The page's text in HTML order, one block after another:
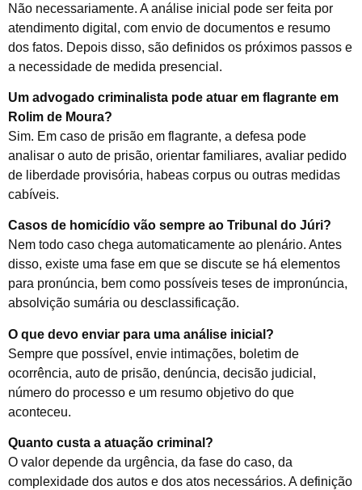
Não necessariamente. A análise inicial pode ser feita por
atendimento digital, com envio de documentos e resumo
dos fatos. Depois disso, são definidos os próximos passos e
a necessidade de medida presencial.
Um advogado criminalista pode atuar em flagrante em
Rolim de Moura?
Sim. Em caso de prisão em flagrante, a defesa pode
analisar o auto de prisão, orientar familiares, avaliar pedido
de liberdade provisória, habeas corpus ou outras medidas
cabíveis.
Casos de homicídio vão sempre ao Tribunal do Júri?
Nem todo caso chega automaticamente ao plenário. Antes
disso, existe uma fase em que se discute se há elementos
para pronúncia, bem como possíveis teses de impronúncia,
absolvição sumária ou desclassificação.
O que devo enviar para uma análise inicial?
Sempre que possível, envie intimações, boletim de
ocorrência, auto de prisão, denúncia, decisão judicial,
número do processo e um resumo objetivo do que
aconteceu.
Quanto custa a atuação criminal?
O valor depende da urgência, da fase do caso, da
complexidade dos autos e dos atos necessários. A definição